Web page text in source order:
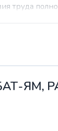
труда
ЯМ,